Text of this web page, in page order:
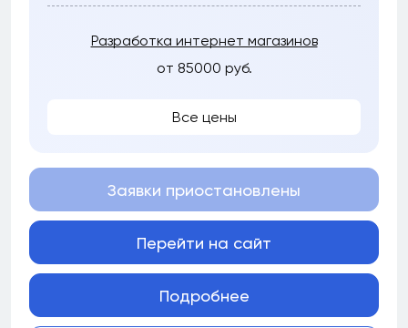
Разработка интернет магазинов
от 85000 руб.
Все цены
Заявки приостановлены
Перейти на сайт
Подробнее